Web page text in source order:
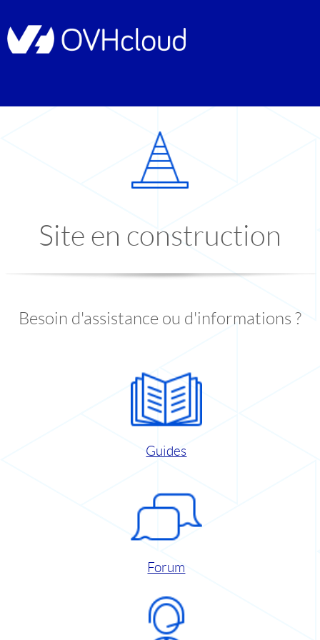
Site en construction
Besoin d'assistance ou d'informations ?
Guides
Forum